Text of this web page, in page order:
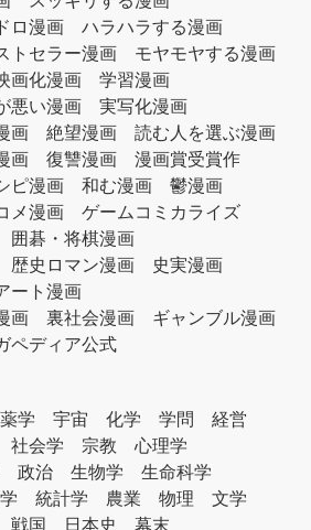
ロ漫画
ハラハラする漫画
トセラー漫画
モヤモヤする漫画
画化漫画
学習漫画
悪い漫画
実写化漫画
画 絶望漫画
読む人を選ぶ漫画
画 復讐漫画
漫画賞受賞作
ピ漫画 和む漫画
鬱漫画
メ漫画
ゲームコミカライズ
囲碁・将棋漫画
歴史ロマン漫画
史実漫画
ート漫画
画
裏社会漫画
ギャンブル漫画
ペディア公式
学 宇宙 化学 学問
経営
社会学 宗教
心理学
政治 生物学
生命科学
統計学 農業 物理
文学
戦国 日本史
幕末